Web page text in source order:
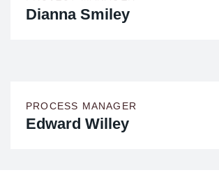
Dianna Smiley
PROCESS MANAGER
Edward Willey